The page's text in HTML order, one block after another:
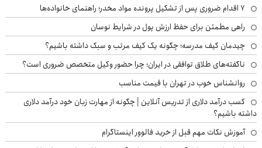
۷ اقدام ضروری پس از تشکیل پرونده مواد مخدر؛ راهنمای خانواده‌ها
راهی مطمئن برای حفظ ارزش پول در شرایط نوسان
چیدمان کیف مدرسه؛ چگونه یک کیف مرتب و سبک داشته باشیم؟
ناگفته‌های طلاق توافقی در ایران؛ چرا حضور وکیل متخصص ضروری است؟
روانشناس خوب در تهران با قیمت مناسب
کسب درآمد دلاری از تدریس آنلاین | چگونه از مهارت زبان خود درآمد دلاری
داشته باشیم؟
آموزش نکات مهم قبل از خرید فالوور اینستاگرام